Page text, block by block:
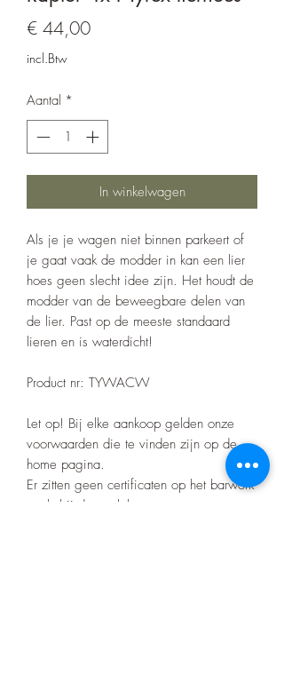
€ 44,00Prijs
incl.Btw
Aantal *
In winkelwagen
Als je je wagen niet binnen parkeert of
je gaat vaak de modder in kan een lier
hoes geen slecht idee zijn. Het houdt de
modder van de beweegbare delen van
de lier. Past op de meeste standaard
lieren en is waterdicht!
Product nr: TYWACW
Let op! Bij elke aankoop gelden onze
voorwaarden die te vinden zijn op de
home pagina.
Er zitten geen certificaten op het barwork
zoals bij de merk bumpers.